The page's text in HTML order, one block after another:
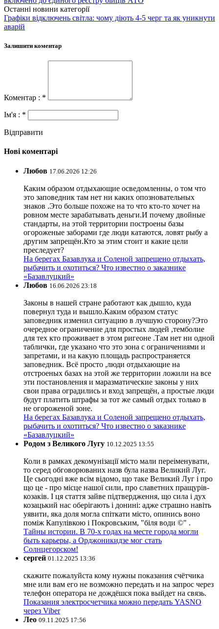
Останні новини категорії
Графіки відключень світла: чому діють 4-5 черг та як уникнути
аварій
Залишити коментар
Коментар : *
Ім'я : *
Відправити
Нові коментарі
Любов 17.06.2026 12:26
Каким образом отдыхающие осведомленны, о том что
это заповедник там нет ни каких опозновательных
знаков .Это больше похоже на то что кто-то хочет на
ровном месте зарабатывать деньги.И почему двойные
стандарты, на этой территории построены базы
огороженые заборами где люди катаются, ловят рыбу а
другим запрещён.Кто за этим стоит и какие цели
преследует?
На берегах Базавлука и Соленой запрещено отдыхать,
рыбачить и охотиться? Что известно о заказнике
«Базавлуцкий»
Любов 16.06.2026 23:18
Законы в нашей стране работают как дышло, куда
повернул туда и вышло.Каким образом статус
заповедник изменил ситуацию в лучшую сторону?Это
очередное ограничение для простых людей ,темболие
для тех кто проживает в этом ригеоне .Там нет ни одной
таблички, где указано что это зона с ограничениями и
запретами, и на какую площадь распространяется
заповедник. Всё просто ,люди отдыхающие на
отстроеных базах на этой же территории ложили на все
эти постановления и маразматические законы у них
свои права оградились и вход запрещён, а простые люди
будут платить штрафы за тот же самый отдых только в
не огороженой зоне.
На берегах Базавлука и Соленой запрещено отдыхать,
рыбачить и охотиться? Что известно о заказнике
«Базавлуцкий»
Родом з Великого Лугу 10.12.2025 13:55
Коли в рамках декомунізації місто мали переіменувати,
то серед обговорюваних назв була назва Великий Луг.
Це сьогодні вже всім відомо, що таке Великий Луг і про
що це - про місце нашої сили, про славетних пращурів-
козаків. І ця стаття зайве підтвердження, що сила і дух
козацький нас оберігають і донині: адже страшно навіть
уявити, яка доля могла спіткати місто, опинись воно
поміж Капулівкою і Покровським, "біля води ©" .
Тайны истории. В 70-х годах на месте города могли
быть карьеры, а Орджоникидзе мог стать
Солнцегорском!
сергей 01.12.2025 13:36
скажите пожалуйста кому нужны показания счётчика
мне или вам его не возможно передать и на запрос через
телефон оператора не дождёшся пока выйдет на связь.
Показания электросчетчика можно передать YASNO
через Viber
Лео 09.11.2025 17:56